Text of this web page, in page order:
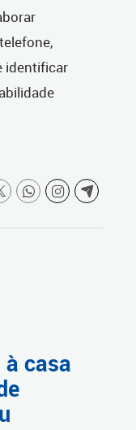
identificar
casa